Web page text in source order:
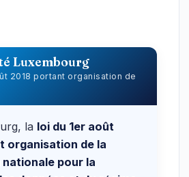
Luxembourg
2018 portant organisation de
la loi du 1er août
organisation de la
nationale pour la